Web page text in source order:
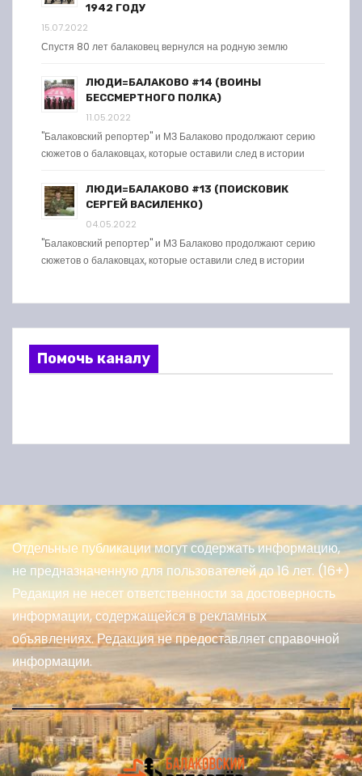
1942 ГОДУ
15.07.2022
Спустя 80 лет балаковец вернулся на родную землю
ЛЮДИ=БАЛАКОВО #14 (ВОИНЫ
БЕССМЕРТНОГО ПОЛКА)
11.05.2022
"Балаковский репортер" и МЗ Балаково продолжают серию
сюжетов о балаковцах, которые оставили след в истории
ЛЮДИ=БАЛАКОВО #13 (ПОИСКОВИК
СЕРГЕЙ ВАСИЛЕНКО)
04.05.2022
"Балаковский репортер" и МЗ Балаково продолжают серию
сюжетов о балаковцах, которые оставили след в истории
Помочь каналу
Отдельные публикации могут содержать информацию,
не предназначенную для пользователей до 16 лет. (16+)
Редакция не несет ответственности за достоверность
информации, содержащейся в рекламных
объявлениях. Редакция не предоставляет справочной
информации.